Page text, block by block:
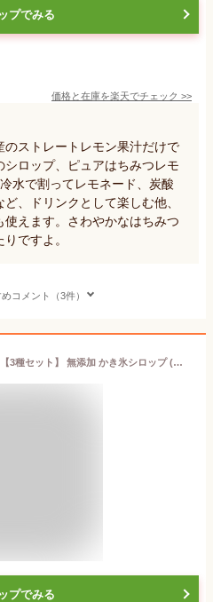
プでみる
価格と在庫を楽天でチェック >>
ストレートレモン果汁だけで
ロップ、ピュアはちみつレモ
水で割ってレモネード、炭酸
、ドリンクとして楽しむ他、
えます。さわやかなはちみつ
ですよ。
コメント（3件）
【予約(7月中旬～下旬頃)】【3種セット】 無添加 かき氷シロップ (レモン/ブルーベリー/いちご) 各260g 信州自然王国 夏季限定
プでみる